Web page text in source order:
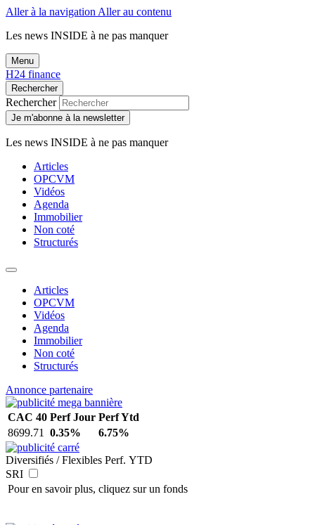
Aller à la navigation Aller au contenu
Les news INSIDE à ne pas manquer
Menu
H24 finance
Rechercher
Rechercher
Je m'abonne à la newsletter
Les news INSIDE à ne pas manquer
Articles
OPCVM
Vidéos
Agenda
Immobilier
Non coté
Structurés
Articles
OPCVM
Vidéos
Agenda
Immobilier
Non coté
Structurés
Annonce partenaire
CAC 40 Perf Jour Perf Ytd
8699.71
0.35% 6.75%
Diversifiés / Flexibles Perf. YTD
SRI
Pour en savoir plus, cliquez sur un fonds